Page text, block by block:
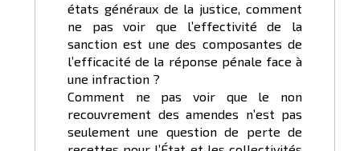
états généraux de la justice, comment
ne pas voir que l’effectivité de la
sanction est une des composantes de
l’efficacité de la réponse pénale face à
une infraction ?
Comment ne pas voir que le non
recouvrement des amendes n’est pas
seulement une question de perte de